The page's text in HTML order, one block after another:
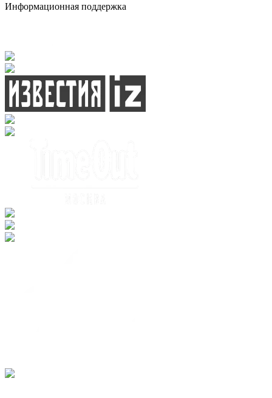
Информационная поддержка